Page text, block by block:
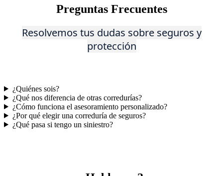
Preguntas Frecuentes
Resolvemos tus dudas sobre seguros y
protección
¿Quiénes sois?
¿Qué nos diferencia de otras corredurías?
¿Cómo funciona el asesoramiento personalizado?
¿Por qué elegir una correduría de seguros?
¿Qué pasa si tengo un siniestro?